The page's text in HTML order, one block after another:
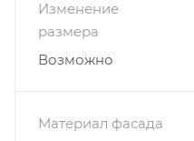
Купить шкаф
цене можете на нашем
Изменение
размера
Возможно
Материал фасада